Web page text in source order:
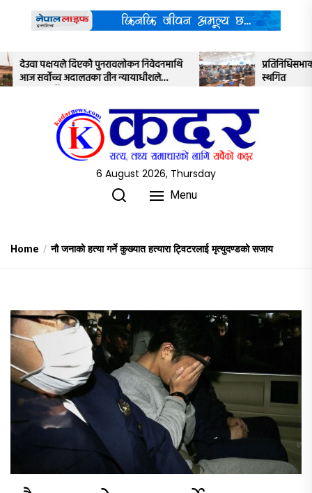
content
प्रतिनिधिसभाको बैठक साउन २२ गतेसम्मका लागि
स्थगित
6 August 2026, Thursday
Menu
Home नौ जनाको हत्या गर्ने कुख्यात हत्यारा ट्विटरलाई मृत्युदण्डको सजाय